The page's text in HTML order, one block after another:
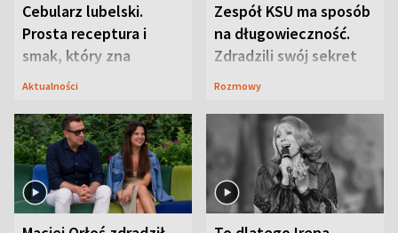
Cebularz lubelski.
Prosta receptura i
smak, który zna
Lubelszczyzna
Aktualności
Zespół KSU ma sposób
na długowieczność.
Zdradzili swój sekret
Rozmowy